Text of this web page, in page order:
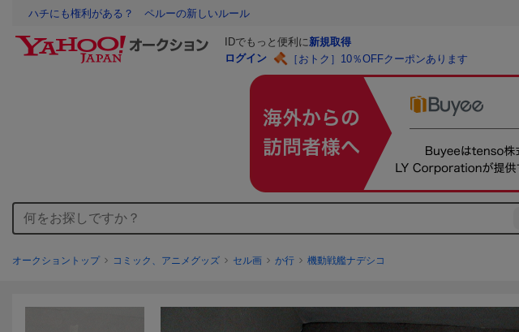
ハチにも権利がある？ ペルーの新しいルール
IDでもっと便利に新規取得
ログイン
［おトク］10％OFFクーポンあります
オークショントップ コミック、アニメグッズ セル画 か行 機動戦艦ナデシコ